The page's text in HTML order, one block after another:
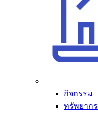
กิจกรรม
ทรัพยากร